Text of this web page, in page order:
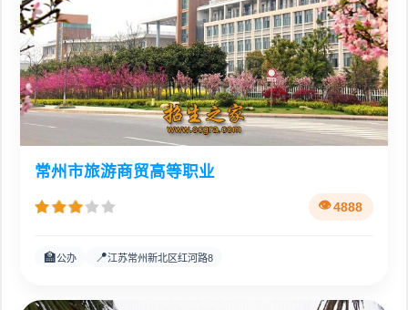
常州市旅游商贸高等职业
4888
🏫公办 📍江苏常州新北区红河路8